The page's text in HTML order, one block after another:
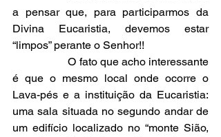
a pensar que, para participarmos da
Divina Eucaristia, devemos estar
“limpos” perante o Senhor!!
		O fato que acho interessante
é que o mesmo local onde ocorre o
Lava-pés e a instituição da Eucaristia:
uma sala situada no segundo andar de
um edifício localizado no “monte Sião,